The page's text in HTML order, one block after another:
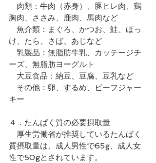
肉類：牛肉（赤身）、豚ヒレ肉、鶏
胸肉、ささみ、鹿肉、馬肉など
魚介類：まぐろ、かつお、鮭、ほっ
け、たら、さば、あじなど
乳製品：無脂肪牛乳、カッテージチ
ーズ、無脂肪ヨーグルト
大豆食品：納豆、豆腐、豆乳など
その他：卵、するめ、ビーフジャー
キー
４．たんぱく質の必要摂取量
厚生労働省が推奨しているたんぱく
質摂取量は、成人男性で65g、成人女
性で50gとされています。